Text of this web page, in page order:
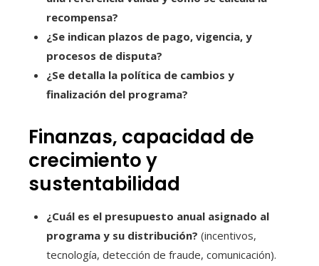
recompensa?
¿Se indican plazos de pago, vigencia, y
procesos de disputa?
¿Se detalla la política de cambios y
finalización del programa?
Finanzas, capacidad de
crecimiento y
sustentabilidad
¿Cuál es el presupuesto anual asignado al
programa y su distribución? (incentivos,
tecnología, detección de fraude, comunicación).